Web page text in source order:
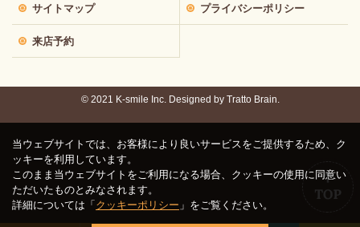
サイトマップ プライバシーポリシー
来店予約
© 2021 K-smile Inc. Designed by Tratto Brain.
当ウェブサイトでは、お客様により良いサービスをご提供するため、ク
ッキーを利用しています。
このまま当ウェブサイトをご利用になる場合、クッキーの使用に同意い
ただいたものとみなされます。
詳細については「クッキーポリシー 」をご覧ください。